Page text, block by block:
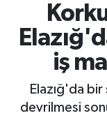
iş
Elazığ'da
devrilmesi